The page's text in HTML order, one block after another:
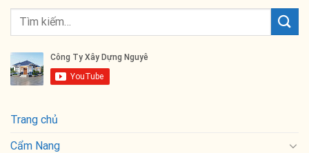
Trang chủ
Cẩm Nang